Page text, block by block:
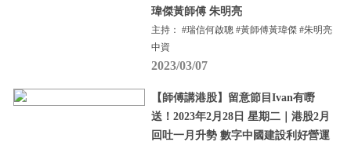
瑋傑黃師傅 朱明亮
主持： #瑞信何啟聰 #黃師傅黃瑋傑 #朱明亮
中資
2023/03/07
【師傅講港股】留意節目Ivan有嘢
送！2023年2月28日 星期二｜港股2月
回吐一月升勢 數字中國建設利好營運